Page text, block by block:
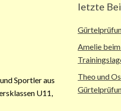
Sportler aus
U11,
letzte
Amelie
Theo und